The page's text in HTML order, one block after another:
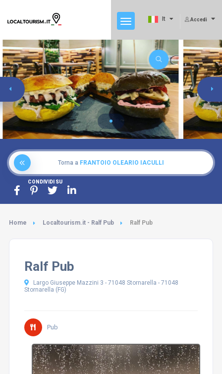
Accedi
It
Torna a FRANTOIO OLEARIO IACULLI
CONDIVIDI SU
Home Localtourism.it - Ralf Pub Ralf Pub
Ralf Pub
Largo Giuseppe Mazzini 3 - 71048 Stornarella - 71048
Stornarella (FG)
Pub